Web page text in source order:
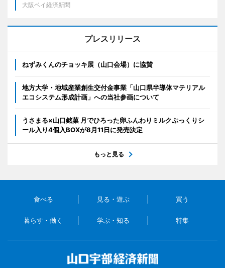
大阪ベイ経済新聞
プレスリリース
ねずみくんのチョッキ展（山口会場）に協賛
地方大学・地域産業創生交付金事業「山口県半導体マテリアル
エコシステム形成計画」への当社参画について
うさまる×山口銘菓 月でひろった卵ふんわりミルクぷっくりシ
ール入り4個入BOXが8月11日に発売決定
もっと見る
食べる 見る・遊ぶ 買う
暮らす・働く 学ぶ・知る 特集